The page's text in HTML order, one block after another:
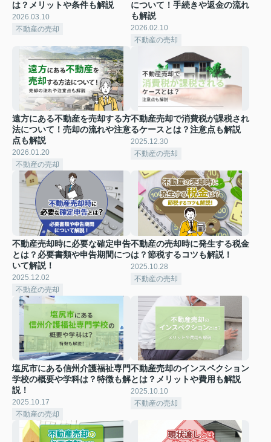
は？メリットや条件も解説
2026.03.10
不動産の売却
について！手続きや返金の流れ
も解説
2026.02.10
不動産の売却
遠方にある不動産を売却する方
法について！売却の流れや注意
点も解説
2026.01.20
不動産の売却
不動産売却で消費税が課税され
るケースとは？注意点も解説
2025.12.30
不動産の売却
不動産売却時に必要な確定申告
とは？必要書類や申告期間につ
いて解説！
2025.12.02
不動産の売却
不動産の売却時に発生する税金
は？節税するコツも解説！
2025.10.28
不動産の売却
塩尻市にある信州介護福祉専門
学校の概要や学科は？特徴も解
説！
2025.10.17
不動産の売却
不動産売却のインスペクション
とは？メリットや費用も解説
2025.10.10
不動産の売却